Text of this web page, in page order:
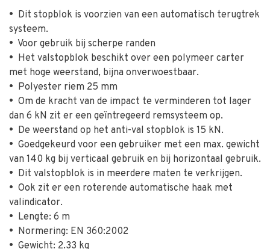
• Dit stopblok is voorzien van een automatisch terugtrek
systeem.
• Voor gebruik bij scherpe randen
• Het valstopblok beschikt over een polymeer carter
met hoge weerstand, bijna onverwoestbaar.
• Polyester riem 25 mm
• Om de kracht van de impact te verminderen tot lager
dan 6 kN zit er een geïntregeerd remsysteem op.
• De weerstand op het anti-val stopblok is 15 kN.
• Goedgekeurd voor een gebruiker met een max. gewicht
van 140 kg bij verticaal gebruik en bij horizontaal gebruik.
• Dit valstopblok is in meerdere maten te verkrijgen.
• Ook zit er een roterende automatische haak met
valindicator.
• Lengte: 6 m
• Normering: EN 360:2002
• Gewicht: 2.33 kg